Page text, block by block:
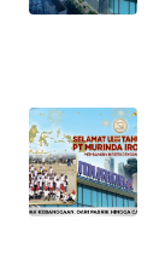
WN
SERAMBI